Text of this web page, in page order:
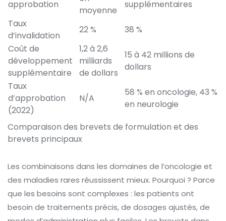
Comparaison des brevets de formulation et des
brevets principaux
approbation
moyenne
supplémentaires
Taux
d’invalidation
22 %
38 %
Coût de
développement
supplémentaire
1,2 à 2,6
milliards
de dollars
15 à 42 millions de
dollars
Taux
d’approbation
(2022)
N/A
58 % en oncologie, 43 %
en neurologie
Les combinaisons dans les domaines de l’oncologie et
des maladies rares réussissent mieux. Pourquoi ? Parce
que les besoins sont complexes : les patients ont
besoin de traitements précis, de dosages ajustés, de